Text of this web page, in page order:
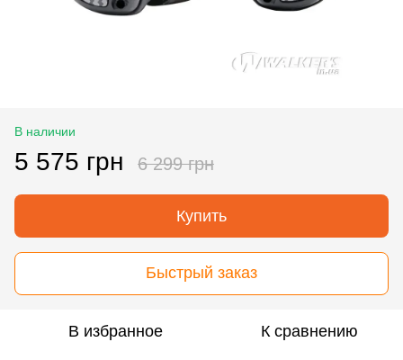
В наличии
5 575 грн 6 299 грн
Купить
Быстрый заказ
В избранное К сравнению